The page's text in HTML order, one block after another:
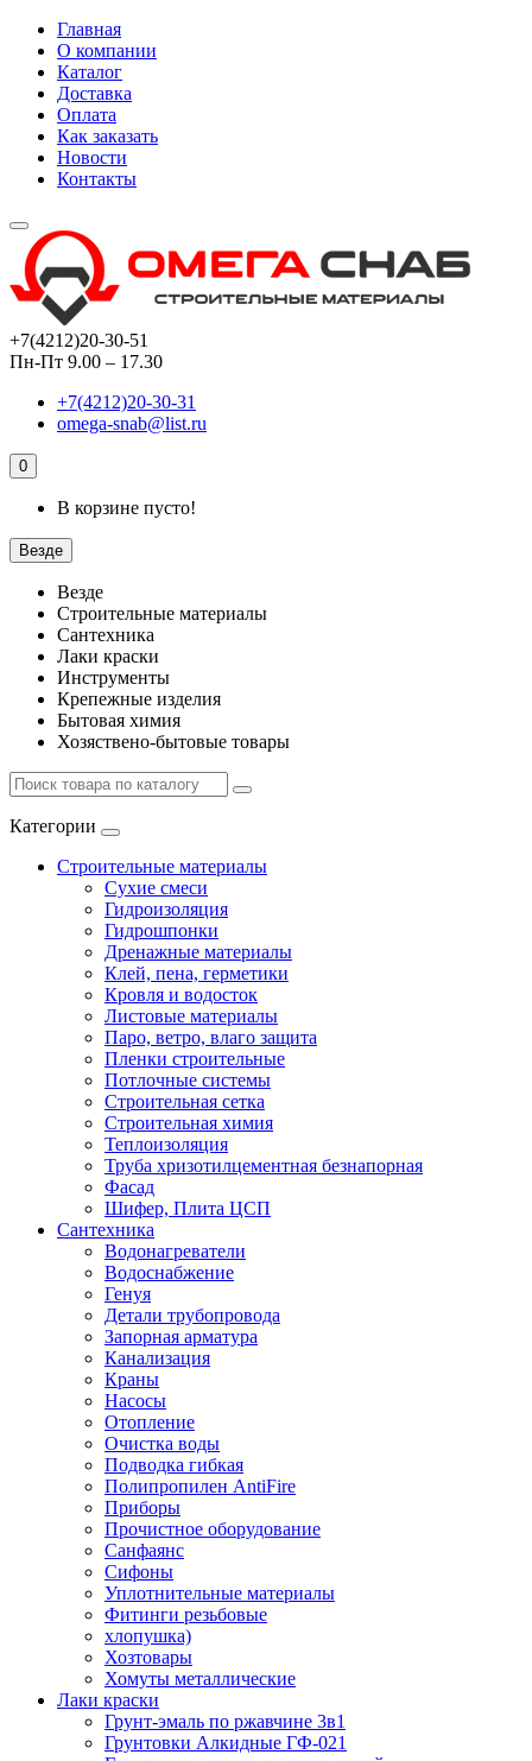
Главная
О компании
Каталог
Доставка
Оплата
Как заказать
Новости
Контакты
+7(4212)20-30-51
Пн-Пт 9.00 – 17.30
+7(4212)20-30-31
omega-snab@list.ru
0
В корзине пусто!
Везде
Везде
Строительные материалы
Сантехника
Лаки краски
Инструменты
Крепежные изделия
Бытовая химия
Хозяствено-бытовые товары
Категории
Строительные материалы
Сухие смеси
Гидроизоляция
Гидрошпонки
Дренажные материалы
Клей, пена, герметики
Кровля и водосток
Листовые материалы
Паро, ветро, влаго защита
Пленки строительные
Потлочные системы
Строительная сетка
Строительная химия
Теплоизоляция
Труба хризотилцементная безнапорная
Фасад
Шифер, Плита ЦСП
Сантехника
Водонагреватели
Водоснабжение
Генуя
Детали трубопровода
Запорная арматура
Канализация
Краны
Насосы
Отопление
Очистка воды
Подводка гибкая
Полипропилен AntiFire
Приборы
Прочистное оборудование
Санфаянс
Сифоны
Уплотнительные материалы
Фитинги резьбовые
хлопушка)
Хозтовары
Хомуты металлические
Лаки краски
Грунт-эмаль по ржавчине 3в1
Грунтовки Алкидные ГФ-021